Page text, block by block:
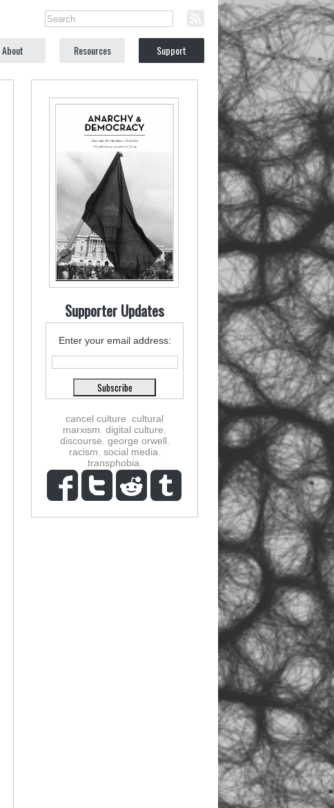
About Resources Support
Supporter Updates
Enter your email address:
cancel culture cultural
marxism digital culture
discourse george orwell
racism social media
transphobia